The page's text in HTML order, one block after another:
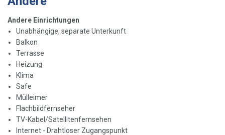
Andere Einrichtungen
Unabhängige, separate Unterkunft
Balkon
Terrasse
Heizung
Klima
Safe
Mülleimer
Flachbildfernseher
TV-Kabel/Satellitenfernsehen
Internet - Drahtloser Zugangspunkt